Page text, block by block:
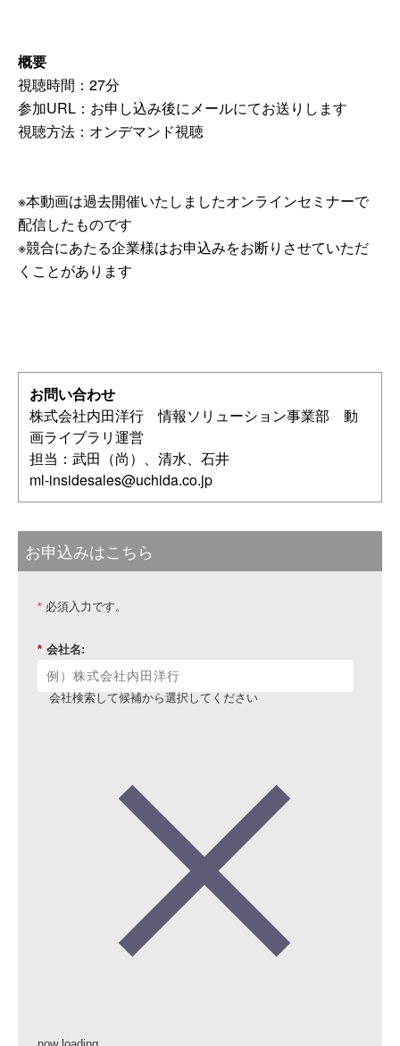
概要
視聴時間：27分
参加URL：お申し込み後にメールにてお送りします
視聴方法：オンデマンド視聴
※本動画は過去開催いたしましたオンラインセミナーで
配信したものです
※競合にあたる企業様はお申込みをお断りさせていただ
くことがあります
お問い合わせ
株式会社内田洋行 情報ソリューション事業部 動
画ライブラリ運営
担当：武田（尚）、清水、石井
ml-insidesales@uchida.co.jp
お申込みはこちら
* 必須入力です。
* 会社名:
会社検索して候補から選択してください